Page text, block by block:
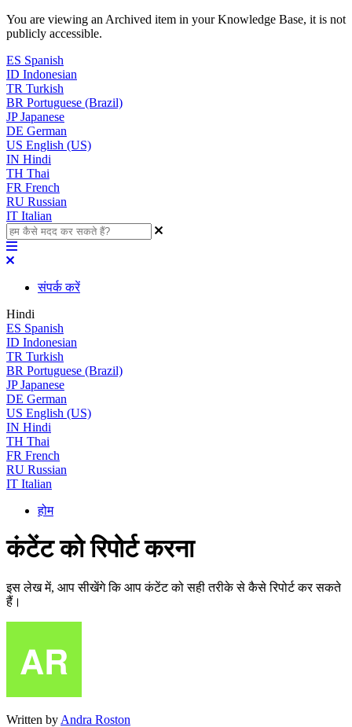
You are viewing an Archived item in your Knowledge Base, it is not
publicly accessible.
ES Spanish
ID Indonesian
TR Turkish
BR Portuguese (Brazil)
JP Japanese
DE German
US English (US)
IN Hindi
TH Thai
FR French
RU Russian
IT Italian
संपर्क करें
Hindi
ES Spanish
ID Indonesian
TR Turkish
BR Portuguese (Brazil)
JP Japanese
DE German
US English (US)
IN Hindi
TH Thai
FR French
RU Russian
IT Italian
होम
कंटेंट को रिपोर्ट करना
इस लेख में, आप सीखेंगे कि आप कंटेंट को सही तरीके से कैसे रिपोर्ट कर सकते
हैं।
Written by Andra Roston